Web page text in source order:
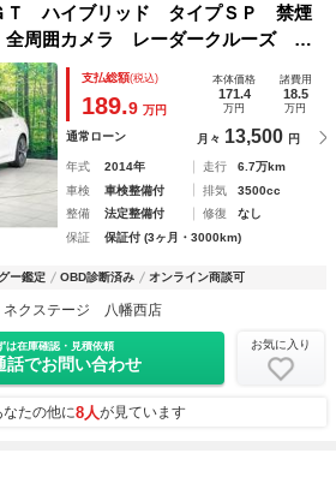
Ｔ ハイブリッド タイプＳＰ 禁煙
周囲カメラ レーダークルーズ シ
ト コーナーセンサー ＬＥＤヘッ
純正１９インチアルミ オートハ
ン
支払総額(税込)
189.9 万円
本体価格
171.4
万円
諸費用
18.5
万円
通常ローン 月々 13,500 円
年式 2014年 走行
6.7万km
車検
車検整備付 排気
3500cc
整備
法定整備付 修復
なし
保証
保証付 (3ヶ月・3000km)
グー鑑定 OBD診断済み オンライン商談可
ネクステージ 八幡西店
は在庫確認・見積依頼
話でお問い合わせ
お気に入り
なたの他に8人が見ています